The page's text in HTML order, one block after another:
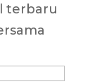
terbaru